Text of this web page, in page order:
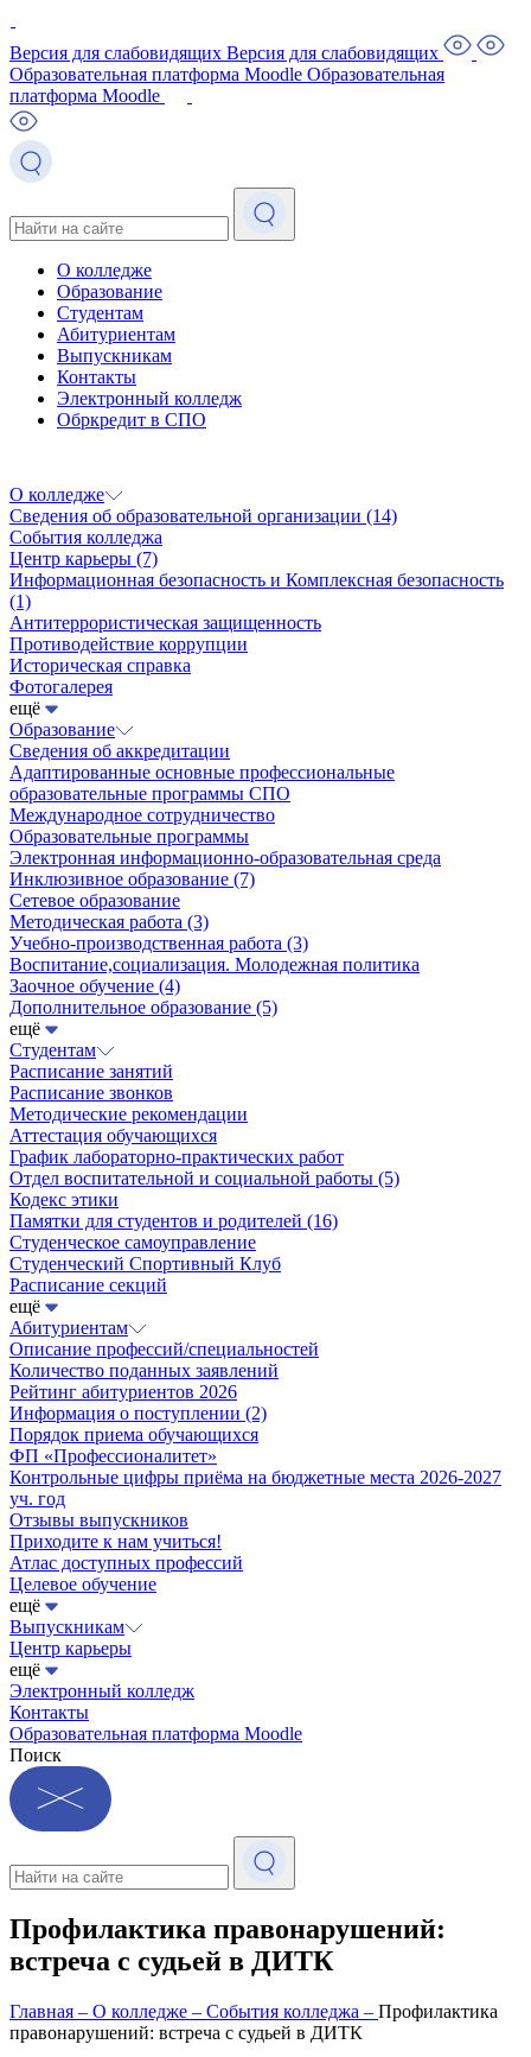
Версия для слабовидящих Версия для слабовидящих
Образовательная платформа Moodle Образовательная
платформа Moodle
О колледже
Образование
Студентам
Абитуриентам
Выпускникам
Контакты
Электронный колледж
Обркредит в СПО
О колледже
Сведения об образовательной организации (14)
События колледжа
Центр карьеры (7)
Информационная безопасность и Комплексная безопасность
(1)
Антитеррористическая защищенность
Противодействие коррупции
Историческая справка
Фотогалерея
ещё
Образование
Сведения об аккредитации
Адаптированные основные профессиональные
образовательные программы СПО
Международное сотрудничество
Образовательные программы
Электронная информационно-образовательная среда
Инклюзивное образование (7)
Сетевое образование
Методическая работа (3)
Учебно-производственная работа (3)
Воспитание,социализация. Молодежная политика
Заочное обучение (4)
Дополнительное образование (5)
ещё
Студентам
Расписание занятий
Расписание звонков
Методические рекомендации
Аттестация обучающихся
График лабораторно-практических работ
Отдел воспитательной и социальной работы (5)
Кодекс этики
Памятки для студентов и родителей (16)
Студенческое самоуправление
Студенческий Спортивный Клуб
Расписание секций
ещё
Абитуриентам
Описание профессий/специальностей
Количество поданных заявлений
Рейтинг абитуриентов 2026
Информация о поступлении (2)
Порядок приема обучающихся
ФП «Профессионалитет»
Контрольные цифры приёма на бюджетные места 2026-2027
уч. год
Отзывы выпускников
Приходите к нам учиться!
Атлас доступных профессий
Целевое обучение
ещё
Выпускникам
Центр карьеры
ещё
Электронный колледж
Контакты
Образовательная платформа Moodle
Поиск
Профилактика правонарушений:
встреча с судьей в ДИТК
Главная – О колледже – События колледжа – Профилактика
правонарушений: встреча с судьей в ДИТК